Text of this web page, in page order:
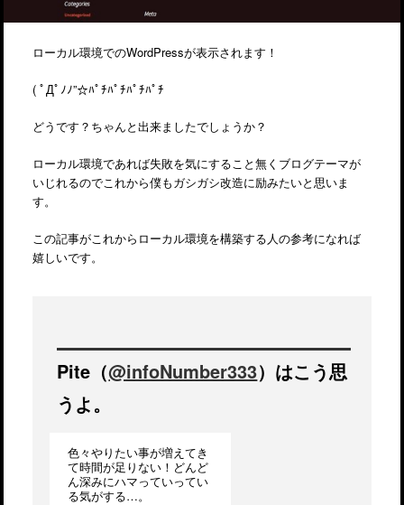
ローカル環境でのWordPressが表示されます！
( ﾟДﾟﾉﾉ”☆ﾊﾟﾁﾊﾟﾁﾊﾟﾁﾊﾟﾁ
どうです？ちゃんと出来ましたでしょうか？
ローカル環境であれば失敗を気にすること無くブログテーマが
いじれるのでこれから僕もガシガシ改造に励みたいと思いま
す。
この記事がこれからローカル環境を構築する人の参考になれば
嬉しいです。
Pite（@infoNumber333）はこう思
うよ。
色々やりたい事が増えてき
て時間が足りない！どんど
ん深みにハマっていってい
る気がする…。